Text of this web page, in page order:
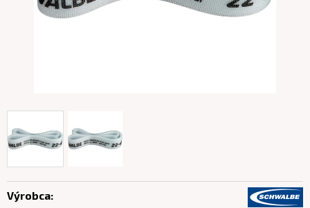
Výrobca: